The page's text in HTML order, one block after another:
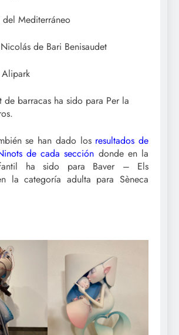
Mediterráneo
de Bari Benisaudet
de barracas ha sido para Per la
se han dado los resultados de
de cada sección donde en la
ha sido para Baver – Els
la categoría adulta para Sèneca